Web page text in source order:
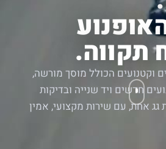
תקווה.
וקטנועים הכולל מוסך מורשה,
חדשים ויד שנייה ובדיקות
גג אחת, עם שירות מקצועי, אמין